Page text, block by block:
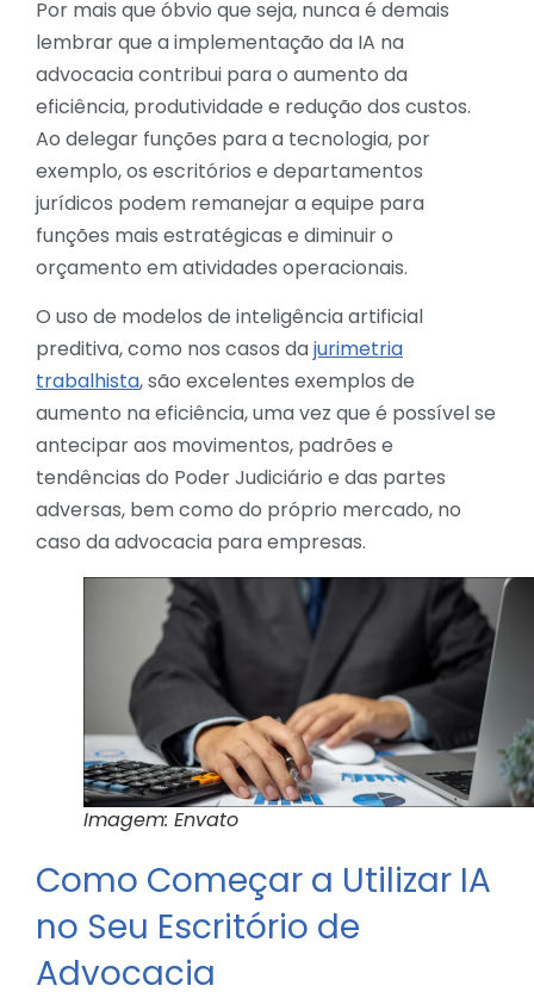
Por mais que óbvio que seja, nunca é demais
lembrar que a implementação da IA na
advocacia contribui para o aumento da
eficiência, produtividade e redução dos custos.
Ao delegar funções para a tecnologia, por
exemplo, os escritórios e departamentos
jurídicos podem remanejar a equipe para
funções mais estratégicas e diminuir o
orçamento em atividades operacionais.
O uso de modelos de inteligência artificial
preditiva, como nos casos dajurimetria
trabalhista, são excelentes exemplos de
aumento na eficiência, uma vez que é possível se
antecipar aos movimentos, padrões e
tendências do Poder Judiciário e das partes
adversas, bem como do próprio mercado, no
caso da advocacia para empresas.
Imagem: Envato
Como Começar a Utilizar IA
no Seu Escritório de
Advocacia